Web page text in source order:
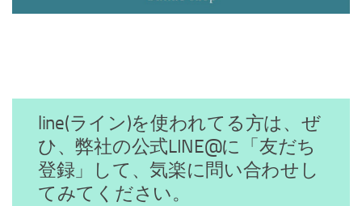
line(ライン)を使われてる方は、ぜ
ひ、弊社の公式LINE@に「友だち
登録」して、気楽に問い合わせし
てみてください。